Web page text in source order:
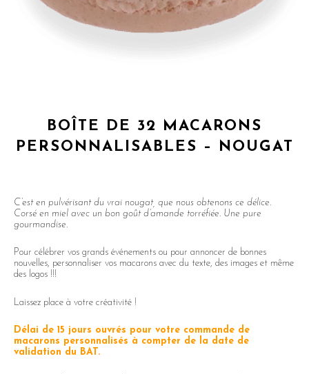
BOÎTE DE 32 MACARONS
PERSONNALISABLES – NOUGAT
C’est en pulvérisant du vrai nougat, que nous obtenons ce délice.
Corsé en miel avec un bon goût d’amande torréfiée. Une pure
gourmandise.
Pour célébrer vos grands événements ou pour annoncer de bonnes
nouvelles, personnaliser vos macarons avec du texte, des images et même
des logos !!!
Laissez place à votre créativité !
Délai de 15 jours ouvrés pour votre commande de
macarons personnalisés à compter de la date de
validation du BAT.